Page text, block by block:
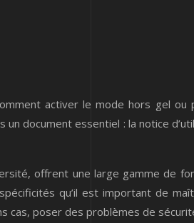
activer le mode hors gel
essentiel : la notice
offrent une large gamme de
qu’il est important de
poser des problèmes de